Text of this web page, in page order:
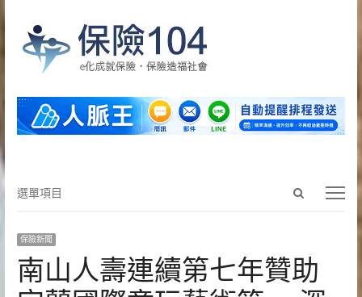
Open
search
選
項
目
選單項目
保險新聞
南山人壽連續第七年贊助